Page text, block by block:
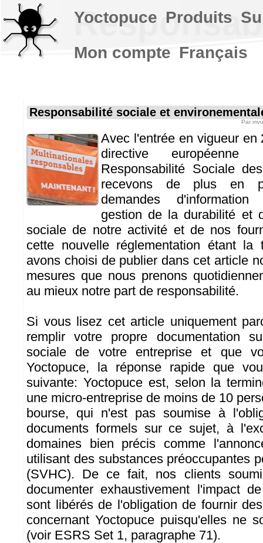
Responsabilité sociale et
Par
Avec l'entrée en vigueur en
directive
Responsabilité Sociale
recevons de plus en
demandes
gestion de la durabilité et
sociale de notre activité et de nos
cette nouvelle réglementation étant la
avons choisi de publier dans cet article
mesures que nous prenons
au mieux notre part de responsabilité.
Si vous lisez cet article uniquement
remplir votre propre documentation
sociale de votre entreprise et que
Yoctopuce, la réponse rapide que
suivante: Yoctopuce est, selon la
une micro-entreprise de moins de 10
bourse, qui n'est pas soumise à
documents formels sur ce sujet, à
domaines bien précis comme
utilisant des substances préoccupantes
(SVHC). De ce fait, nos clients
documenter exhaustivement l'impact
sont libérés de l'obligation de fournir
concernant Yoctopuce puisqu'elles ne
(voir ESRS Set 1, paragraphe 71).
Yoctopuce Produits
Mon compte Français